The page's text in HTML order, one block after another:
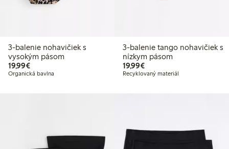
3-balenie nohavičiek s
vysokým pásom
19,99€19,99 €
Organická bavlna
3-balenie tango nohavičiek s
nízkym pásom
19,99€19,99 €
Recyklovaný materiál